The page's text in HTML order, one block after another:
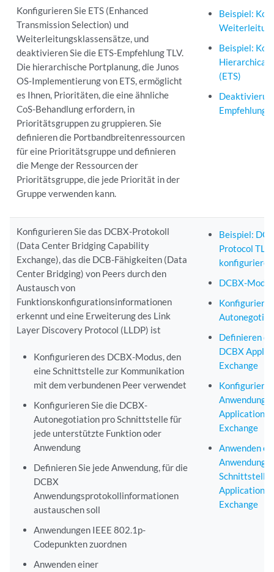
Konfigurieren Sie ETS (Enhanced
Transmission Selection) und
Weiterleitungsklassensätze, und
deaktivieren Sie die ETS-Empfehlung TLV.
Die hierarchische Portplanung, die Junos
OS-Implementierung von ETS, ermöglicht
es Ihnen, Prioritäten, die eine ähnliche
CoS-Behandlung erfordern, in
Prioritätsgruppen zu gruppieren. Sie
definieren die Portbandbreitenressourcen
für eine Prioritätsgruppe und definieren
die Menge der Ressourcen der
Prioritätsgruppe, die jede Priorität in der
Gruppe verwenden kann.
Beispiel:
Beispiel:
Hierarchical
(ETS)
Empfehlung
Konfigurieren Sie das DCBX-Protokoll
(Data Center Bridging Capability
Exchange), das die DCB-Fähigkeiten (Data
Center Bridging) von Peers durch den
Austausch von
Funktionskonfigurationsinformationen
erkennt und eine Erweiterung des Link
Layer Discovery Protocol (LLDP) ist
Konfigurieren des DCBX-Modus, den
eine Schnittstelle zur Kommunikation
mit dem verbundenen Peer verwendet
Konfigurieren Sie die DCBX-
Autonegotiation pro Schnittstelle für
jede unterstützte Funktion oder
Anwendung
Definieren Sie jede Anwendung, für die
DCBX
Anwendungsprotokollinformationen
austauschen soll
Anwendungen IEEE 802.1p-
Codepunkten zuordnen
Anwenden einer
Beispiel:
Protocol TLV
konfigurieren
DCBX-
Definieren
DCBX
Exchange
Application
Exchange
Anwenden
Schnittstelle
Application
Exchange